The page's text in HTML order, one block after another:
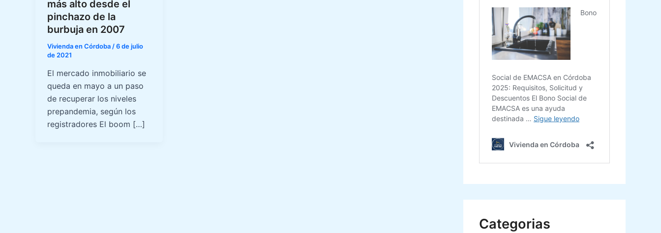
más alto desde el
pinchazo de la
burbuja en 2007
Vivienda en Córdoba /6 de julio
de 2021
El mercado inmobiliario se
queda en mayo a un paso
de recuperar los niveles
prepandemia, según los
registradores El boom […]
Categorias